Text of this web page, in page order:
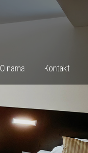
O nama Kontakt